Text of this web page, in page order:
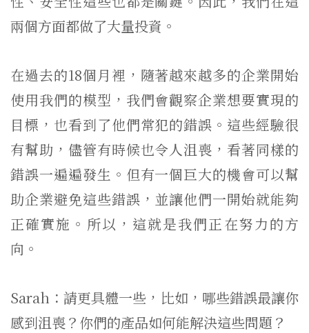
兩個方面都做了大量投資。
在過去的18個月裡，隨著越來越多的企業開始
使用我們的模型，我們會觀察企業想要實現的
目標，也看到了他們常犯的錯誤。這些經驗很
有幫助，儘管有時候也令人沮喪，看著同樣的
錯誤一遍遍發生。但有一個巨大的機會可以幫
助企業避免這些錯誤，並讓他們一開始就能夠
正確實施。所以，這就是我們正在努力的方
向。
Sarah：請更具體一些，比如，哪些錯誤最讓你
感到沮喪？你們的產品如何能解決這些問題？